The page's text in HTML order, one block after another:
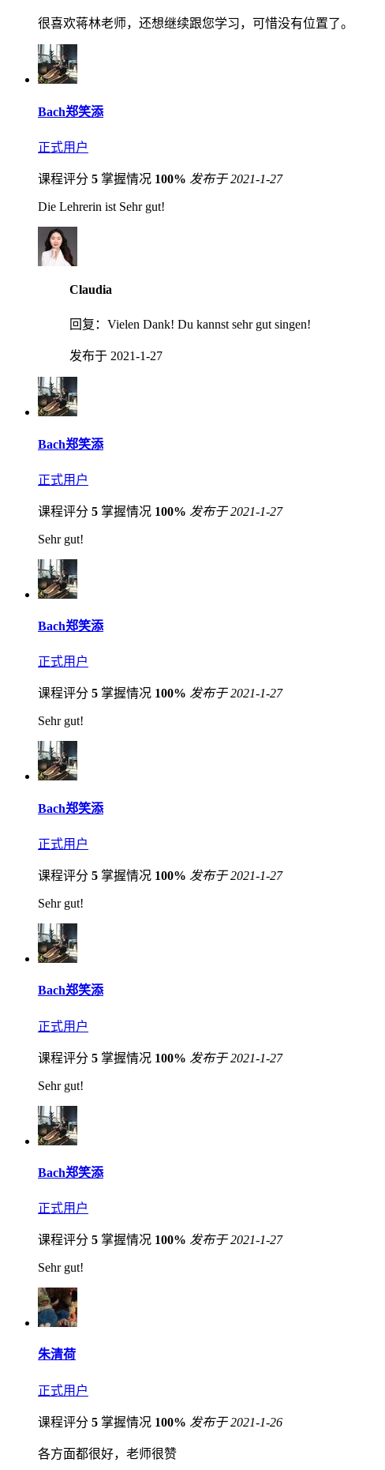
很喜欢蒋林老师，还想继续跟您学习，可惜没有位置了。
Bach郑笑添
正式用户
课程评分 5 掌握情况 100% 发布于 2021-1-27
Die Lehrerin ist Sehr gut!
Claudia
回复： Vielen Dank! Du kannst sehr gut singen!
发布于 2021-1-27
Bach郑笑添
正式用户
课程评分 5 掌握情况 100% 发布于 2021-1-27
Sehr gut!
Bach郑笑添
正式用户
课程评分 5 掌握情况 100% 发布于 2021-1-27
Sehr gut!
Bach郑笑添
正式用户
课程评分 5 掌握情况 100% 发布于 2021-1-27
Sehr gut!
Bach郑笑添
正式用户
课程评分 5 掌握情况 100% 发布于 2021-1-27
Sehr gut!
Bach郑笑添
正式用户
课程评分 5 掌握情况 100% 发布于 2021-1-27
Sehr gut!
朱清荷
正式用户
课程评分 5 掌握情况 100% 发布于 2021-1-26
各方面都很好，老师很赞